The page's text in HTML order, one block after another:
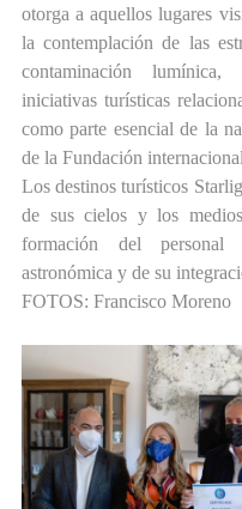
otorga a aquellos lugares
la contemplación de las
contaminación
iniciativas turísticas
como parte esencial de la
de la Fundación
Los destinos turísticos
de sus cielos y los
formación del personal
astronómica y de su
FOTOS: Francisco Moreno